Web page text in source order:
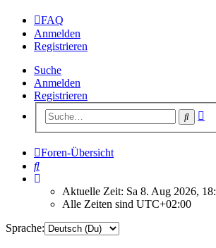
FAQ
Anmelden
Registrieren
Suche
Anmelden
Registrieren
Suche
Foren-Übersicht
Suche
Aktuelle Zeit: Sa 8. Aug 2026,
Alle Zeiten sind UTC+02:00
Sprache: